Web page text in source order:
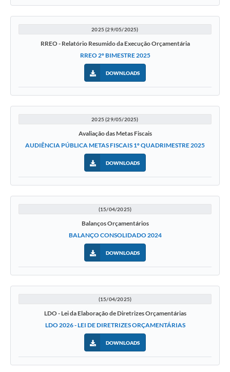
2025 (29/05/2025)
RREO - Relatório Resumido da Execução Orçamentária
RREO 2º BIMESTRE 2025
DOWNLOADS
2025 (29/05/2025)
Avaliação das Metas Fiscais
AUDIÊNCIA PÚBLICA METAS FISCAIS 1º QUADRIMESTRE 2025
DOWNLOADS
(15/04/2025)
Balanços Orçamentários
BALANÇO CONSOLIDADO 2024
DOWNLOADS
(15/04/2025)
LDO - Lei da Elaboração de Diretrizes Orçamentárias
LDO 2026 - LEI DE DIRETRIZES ORÇAMENTÁRIAS
DOWNLOADS